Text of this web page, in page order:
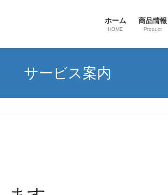
ホーム
HOME
商品情報
Product
サービス案内